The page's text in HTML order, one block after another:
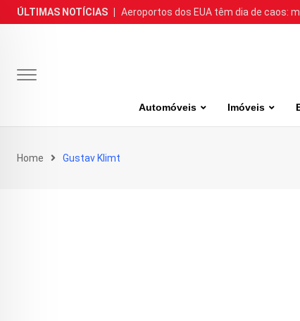
Skip
to
ÚLTIMAS NOTÍCIAS Aeroportos dos EUA têm dia de caos:
Automóveis Imóveis
Home Gustav Klimt